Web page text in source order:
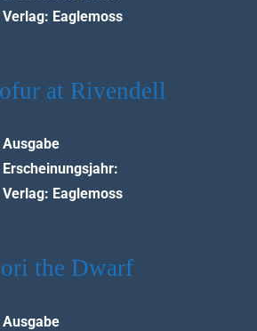
Verlag: Eaglemoss
at Rivendell
Ausgabe
Erscheinungsjahr:
Verlag: Eaglemoss
the Dwarf
Ausgabe